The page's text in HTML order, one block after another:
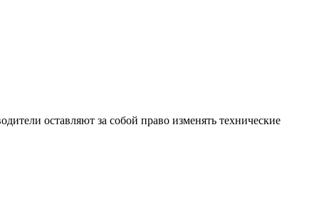
оставляют за собой право изменять технические